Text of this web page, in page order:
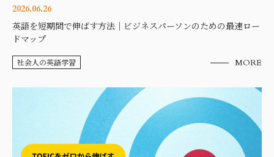
2026.06.26
英語を短期間で伸ばす方法｜ビジネスパーソンのための最速ロー
ドマップ
社会人の英語学習 MORE